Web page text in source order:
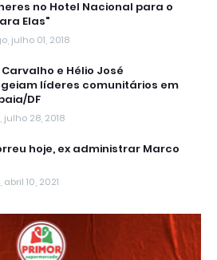
no Hotel Nacional para o
Elas"
julho 01, 2018
e Hélio José
líderes comunitários em
DF
julho 28, 2018
hoje, ex administrar Marco
10, 2021